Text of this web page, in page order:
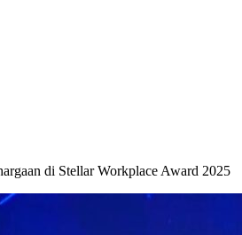
di Stellar Workplace Award 2025